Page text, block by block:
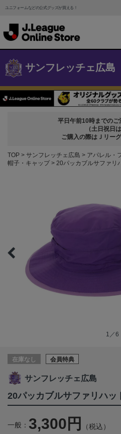
ユニフォームなどの公式グッズが買える！
サンフレッチェ広島
平日午前10時までのご
（土日祝日
ご購入の際はＪリー
TOP サンフレッチェ広島
アパレル・
帽子・キャップ
20パッカブルサファリ
1／6
在庫なし 会員特典
サンフレッチェ広島
20パッカブルサファリハッ
一般： 3,300円 （税込）